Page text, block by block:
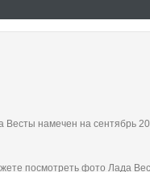
намечен на сентябрь
посмотреть фото Лада